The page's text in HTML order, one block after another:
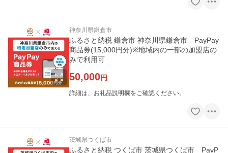
神奈川県鎌倉市
ふるさと納税 鎌倉市 神奈川県鎌倉市 PayPay
商品券(15,000円分)※地域内の一部の加盟店の
みで利用可
50,000円
詳細は、お礼品説明欄をご確認ください。
茨城県つくば市
ふるさと納税 つくば市 茨城県つくば市 PayP